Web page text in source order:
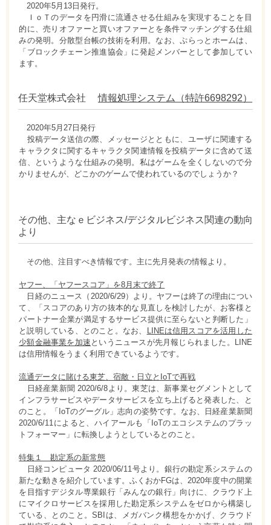
2020年5月13日発行。
ＩｏＴのデータを円滑に流通させる仕組みを実現することを目
的に、売りオファーと買いオファーとを条件マッチングする仕組
みの発明。分散型台帳の技術を利用。なお、ぷらっとホームは、
「ブロックチェーン推進協会」に発起メンバーとして参加してい
ます。
任天堂株式会社情報処理システム（特許6698292）
2020年5月27日発行
投稿データ送信の際、メッセージとともに、ユーザに関連する
キャラクタに関するキャラクタ関連情報を投稿データに含めて送
信、というような仕組みの発明。私はゲームを全くしないので分
かりませんが、どこかのゲームで使われているのでしょうか？
その他、主なｅビジネス/デジタルビジネス関連の動向
より
その他、注目すべき情報です。主に先月発表の情報より。
ヤフー、「ヤフースコア」を8月末で終了
日経のニュース（2020/6/29）より。ヤフーは終了の理由につい
て、「スコアのあり方の抜本的な見直しを検討したが、お客様と
パートナー企業が満足するサービス提供に至らないと判断した」
と説明している、とのこと。なお、 LINEは信用スコアを活用した
少額金融事業を加速 というニュースが先月報じられました。LINE
は信用情報をうまく利用できているようです。
流通データに賭ける東芝、宿敵・日立とIoTで再戦
日経産業新聞 2020/6/8より。東芝は、新事業セグメントとして
インフラサービスやデータサービスを立ち上げると発表した、と
のこと。「IoTのグーグル」志向の姿勢です。なお、日経産業新聞
2020/6/11によると、ハイアールも「IoTのエコシステムのプラッ
トフォーマー」に転換しようとしているとのこと。
特集１ 勘定系の新常態
日経コンピュータ 2020/06/11号より。銀行の勘定系システムの
新たな動きを紹介しています。ふくおかFGは、2020年度中の開業
を目指すデジタル専業銀行「みんなの銀行」向けに、クラウド上
にマイクロサービスを採用した勘定系システムをゼロから構築し
ている、とのこと。SBIは、メガバンク構想をかかげ、クラウド